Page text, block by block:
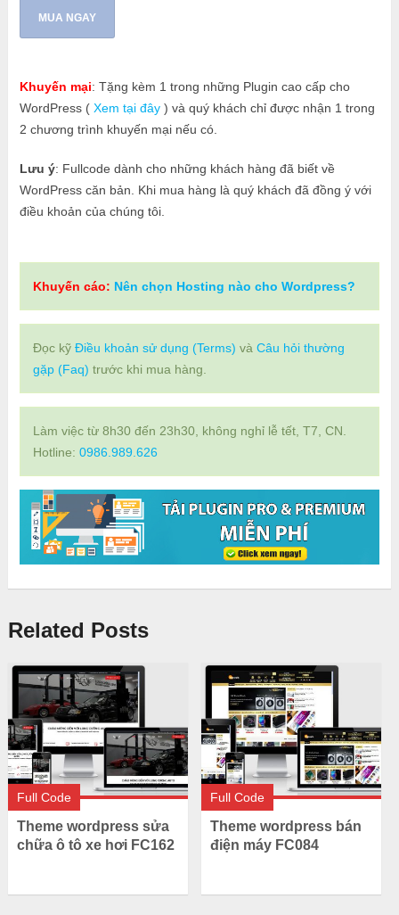
MUA NGAY
Khuyến mại: Tặng kèm 1 trong những Plugin cao cấp cho
WordPress ( Xem tại đây) và quý khách chỉ được nhận 1 trong
2 chương trình khuyến mại nếu có.
Lưu ý: Fullcode dành cho những khách hàng đã biết về
WordPress căn bản. Khi mua hàng là quý khách đã đồng ý với
điều khoản của chúng tôi.
Khuyến cáo: Nên chọn Hosting nào cho Wordpress?
Đọc kỹ Điều khoản sử dụng (Terms) và Câu hỏi thường
gặp (Faq) trước khi mua hàng.
Làm việc từ 8h30 đến 23h30, không nghỉ lễ tết, T7, CN.
Hotline: 0986.989.626
Related Posts
Full Code
Theme wordpress sửa
chữa ô tô xe hơi FC162
Full Code
Theme wordpress bán
điện máy FC084